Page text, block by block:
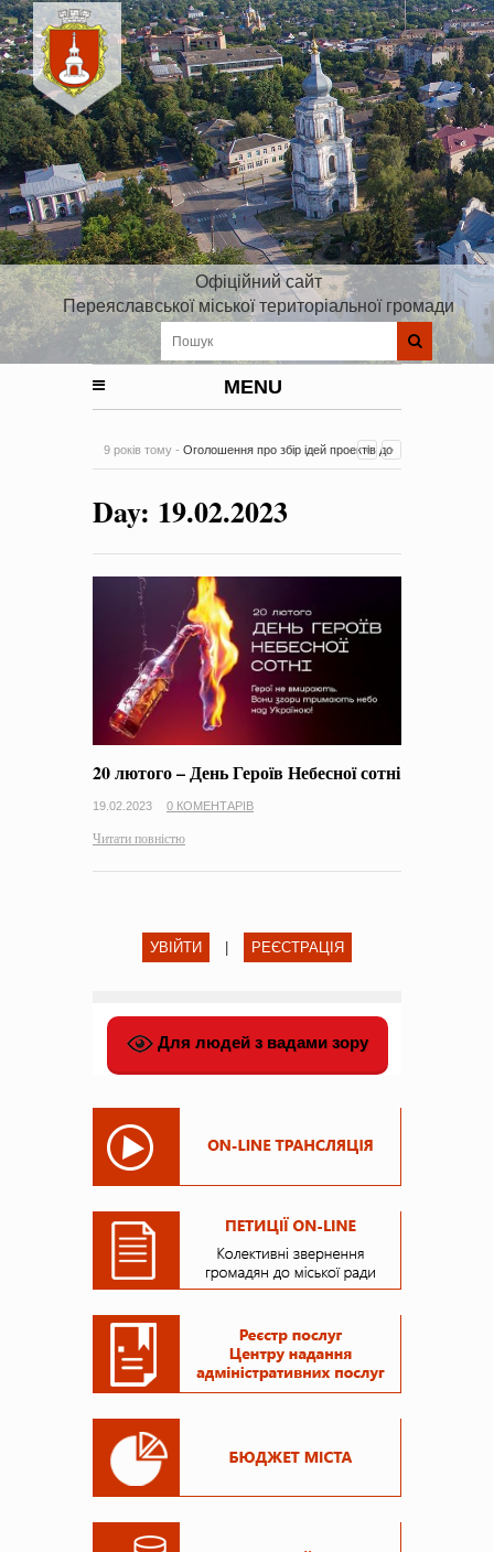
Офіційний сайт
Переяславської міської територіальної громади
MENU
9 років тому - Оголошення про збір ідей проектів до
на період 2018 – 2020 роки Оголошення про збір ідей
проектів
-0 Коментарів
Day: 19.02.2023
20 лютого – День Героїв Небесної сотні
19.02.2023 0 КОМЕНТАРІВ
Читати повністю
УВІЙТИ | РЕЄСТРАЦІЯ
Для людей з вадами зору